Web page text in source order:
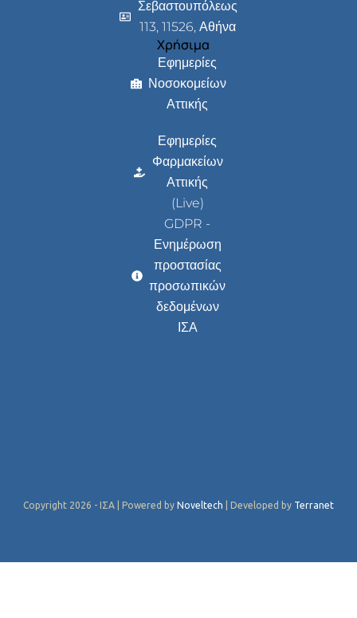
Σεβαστουπόλεως
113, 11526, Αθήνα
Χρήσιμα
Εφημερίες
Νοσοκομείων
Αττικής
Εφημερίες
Φαρμακείων
Αττικής
(Live)
GDPR -
Ενημέρωση
προστασίας
προσωπικών
δεδομένων
ΙΣΑ
Copyright 2026 - ΙΣΑ | Powered by Noveltech | Developed by Terranet